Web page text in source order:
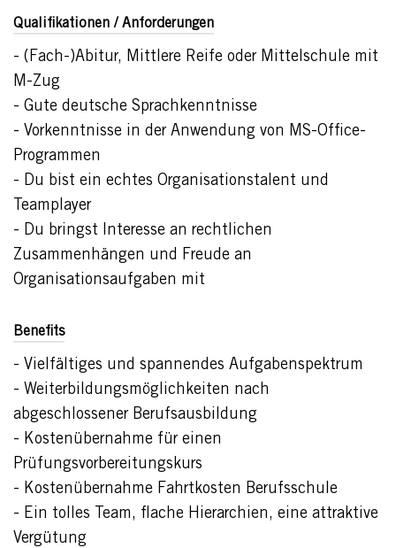
Qualifikationen / Anforderungen
- (Fach-)Abitur, Mittlere Reife oder Mittelschule mit
M-Zug
- Gute deutsche Sprachkenntnisse
- Vorkenntnisse in der Anwendung von MS-Office-
Programmen
- Du bist ein echtes Organisationstalent und
Teamplayer
- Du bringst Interesse an rechtlichen
Zusammenhängen und Freude an
Organisationsaufgaben mit
Benefits
- Vielfältiges und spannendes Aufgabenspektrum
- Weiterbildungsmöglichkeiten nach
abgeschlossener Berufsausbildung
- Kostenübernahme für einen
Prüfungsvorbereitungskurs
- Kostenübernahme Fahrtkosten Berufsschule
- Ein tolles Team, flache Hierarchien, eine attraktive
Vergütung